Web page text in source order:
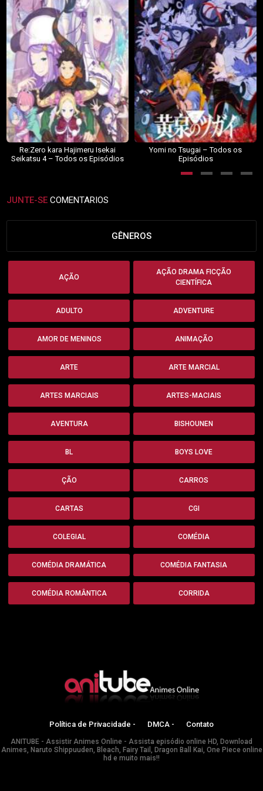
Re:Zero kara Hajimeru Isekai
Seikatsu 4 – Todos os Episódios
Yomi no Tsugai – Todos os
Episódios
JUNTE-SE COMENTARIOS
GÊNEROS
AÇÃO
AÇÃO DRAMA FICÇÃO
CIENTÍFICA
ADULTO ADVENTURE
AMOR DE MENINOS ANIMAÇÃO
ARTE ARTE MARCIAL
ARTES MARCIAIS ARTES-MACIAIS
AVENTURA BISHOUNEN
BL BOYS LOVE
ÇÃO CARROS
CARTAS CGI
COLEGIAL COMÉDIA
COMÉDIA DRAMÁTICA COMÉDIA FANTASIA
COMÉDIA ROMÂNTICA CORRIDA
Política de Privacidade - DMCA - Contato
ANITUBE - Assistir Animes Online - Assista episódio online HD, Download
Animes, Naruto Shippuuden, Bleach, Fairy Tail, Dragon Ball Kai, One Piece online
hd e muito mais!!